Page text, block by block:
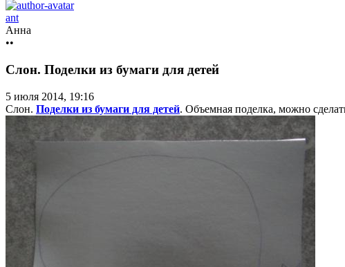
ant
Анна
••
Слон. Поделки из бумаги для детей
5 июля 2014, 19:16
Слон. Поделки из бумаги для детей. Объемная поделка, можно